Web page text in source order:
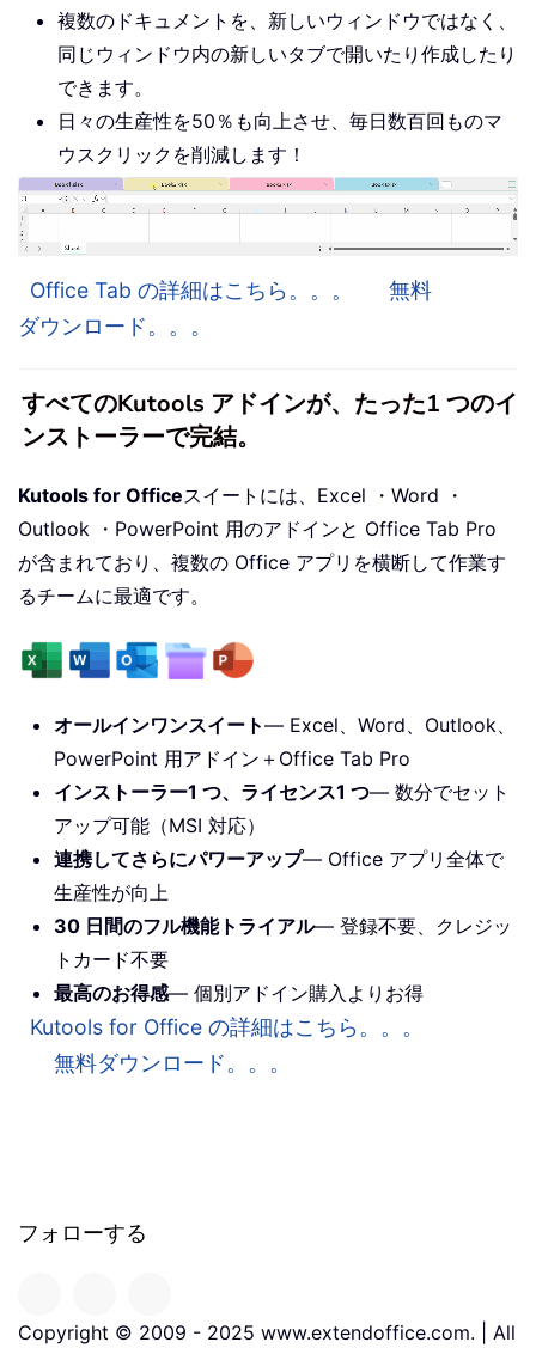
複数のドキュメントを、新しいウィンドウではなく、
同じウィンドウ内の新しいタブで開いたり作成したり
できます。
日々の生産性を50％も向上させ、毎日数百回ものマ
ウスクリックを削減します！
Office Tab の詳細はこちら。。。
無料
ダウンロード。。。
すべてのKutools アドインが、たった1 つのイ
ンストーラーで完結。
Kutools for Officeスイートには、Excel ・Word ・
Outlook ・PowerPoint 用のアドインと Office Tab Pro
が含まれており、複数の Office アプリを横断して作業す
るチームに最適です。
オールインワンスイート— Excel、Word、Outlook、
PowerPoint 用アドイン＋Office Tab Pro
インストーラー1 つ、ライセンス1 つ— 数分でセット
アップ可能（MSI 対応）
連携してさらにパワーアップ— Office アプリ全体で
生産性が向上
30 日間のフル機能トライアル— 登録不要、クレジッ
トカード不要
最高のお得感— 個別アドイン購入よりお得
Kutools for Office の詳細はこちら。。。
無料ダウンロード。。。
フォローする
Copyright © 2009 - 2025 www.extendoffice.com. | All